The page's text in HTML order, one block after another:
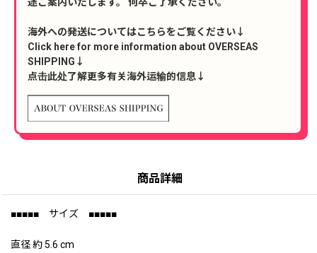
海外への発送についてはこちらをご覧ください↓
Click here for more information about OVERSEAS
SHIPPING↓
点击此处了解更多有关海外运输的信息↓
商品詳細
■■■■■ サイズ ■■■■■
直径 約 5.6 cm